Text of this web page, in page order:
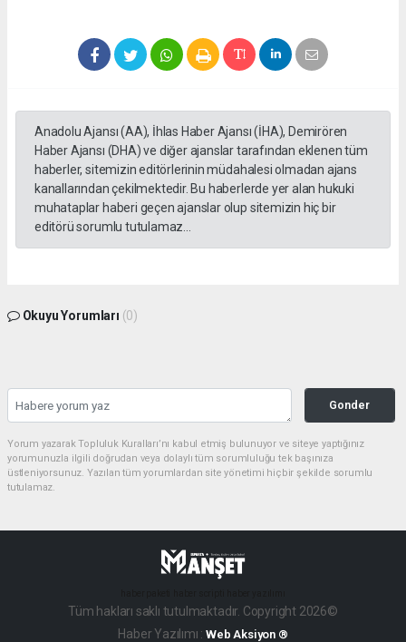
Anadolu Ajansı (AA), İhlas Haber Ajansı (İHA), Demirören
Haber Ajansı (DHA) ve diğer ajanslar tarafından eklenen tüm
haberler, sitemizin editörlerinin müdahalesi olmadan ajans
kanallarından çekilmektedir. Bu haberlerde yer alan hukuki
muhataplar haberi geçen ajanslar olup sitemizin hiç bir
editörü sorumlu tutulamaz...
Okuyu Yorumları (0)
Gonder
Yorum yazarak Topluluk Kuralları’nı kabul etmiş bulunuyor ve siteye yaptığınız
yorumunuzla ilgili doğrudan veya dolaylı tüm sorumluluğu tek başınıza
üstleniyorsunuz. Yazılan tüm yorumlardan site yönetimi hiçbir şekilde sorumlu
tutulamaz.
Tüm hakları saklı tutulmaktadır. Copyright 2026©
Haber Yazılımı :Web Aksiyon ®